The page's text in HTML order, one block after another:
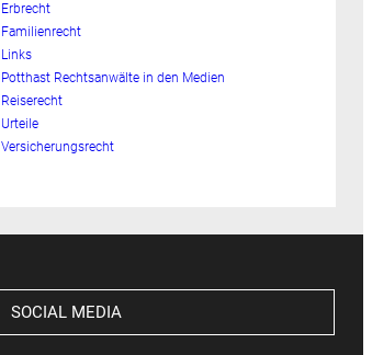
Erbrecht
Familienrecht
Links
Potthast Rechtsanwälte in den Medien
Reiserecht
Urteile
Versicherungsrecht
SOCIAL MEDIA